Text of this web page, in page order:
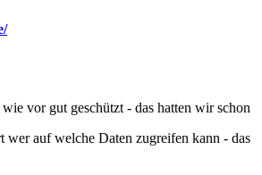
vor gut geschützt - das hatten wir schon
wer auf welche Daten zugreifen kann - das